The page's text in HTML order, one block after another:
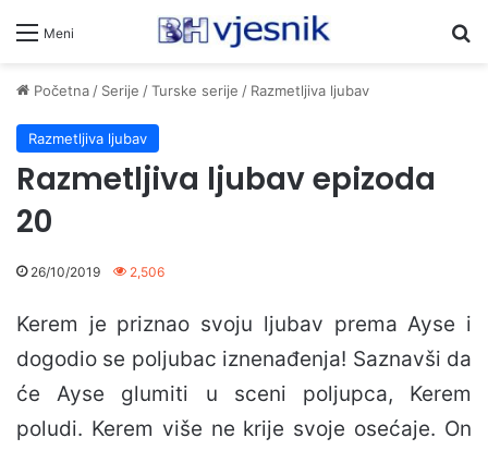
Meni
Početna/ Serije /Turske serije / Razmetljiva ljubav
Razmetljiva ljubav
Razmetljiva ljubav epizoda
20
26/10/2019 2,506
Kerem je priznao svoju ljubav prema Ayse i
dogodio se poljubac iznenađenja! Saznavši da
će Ayse glumiti u sceni poljupca, Kerem
poludi. Kerem više ne krije svoje osećaje. On